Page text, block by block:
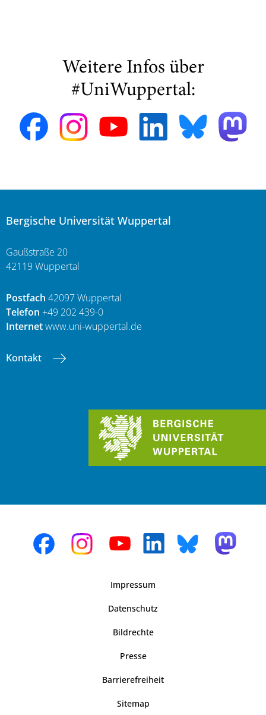
Weitere Infos über
#UniWuppertal:
Bergische Universität Wuppertal
Gaußstraße 20
42119 Wuppertal
Postfach 42097 Wuppertal
Telefon +49 202 439-0
Internetwww.uni-wuppertal.de
Kontakt
Impressum
Datenschutz
Bildrechte
Presse
Barrierefreiheit
Sitemap